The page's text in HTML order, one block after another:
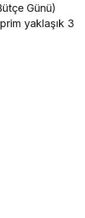
Günü)
yaklaşık 3